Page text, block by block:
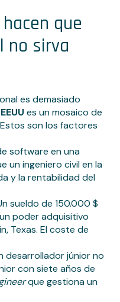
que
no sirva
es demasiado
es un mosaico de
son los factores
software en una
un ingeniero civil en la
y la rentabilidad del
sueldo de 150.000 $
poder adquisitivo
Texas. El coste de
desarrollador júnior no
con siete años de
que gestiona un